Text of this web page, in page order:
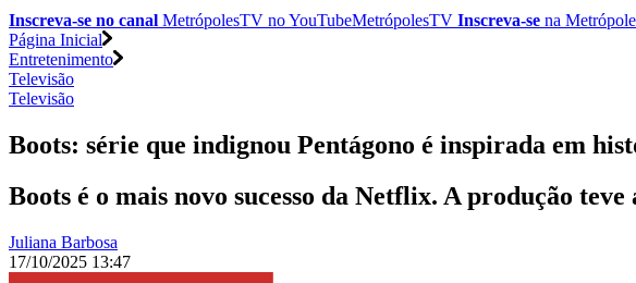
Inscreva-se no canal MetrópolesTV noYouTubeMetrópolesTV Inscreva-se na
Página Inicial
Entretenimento
Televisão
Televisão
Boots: série que indignou Pentágono é inspirada em
Boots é o mais novo sucesso da Netflix. A produção
Juliana Barbosa
17/10/2025 13:47